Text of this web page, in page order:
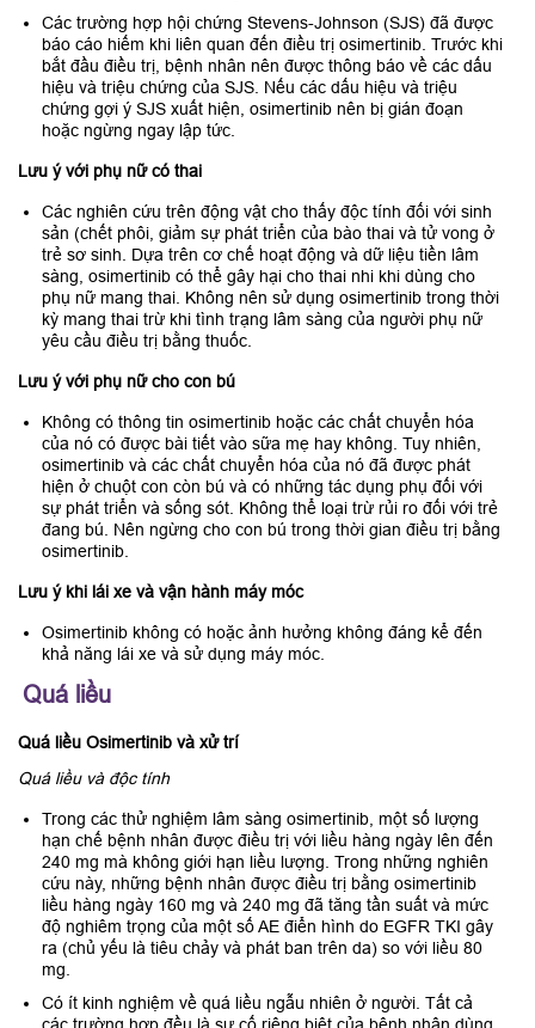
Các trường hợp hội chứng Stevens-Johnson (SJS) đã được
báo cáo hiếm khi liên quan đến điều trị osimertinib. Trước khi
bắt đầu điều trị, bệnh nhân nên được thông báo về các dấu
hiệu và triệu chứng của SJS. Nếu các dấu hiệu và triệu
chứng gợi ý SJS xuất hiện, osimertinib nên bị gián đoạn
hoặc ngừng ngay lập tức.
Lưu ý với phụ nữ có thai
Các nghiên cứu trên động vật cho thấy độc tính đối với sinh
sản (chết phôi, giảm sự phát triển của bào thai và tử vong ở
trẻ sơ sinh. Dựa trên cơ chế hoạt động và dữ liệu tiền lâm
sàng, osimertinib có thể gây hại cho thai nhi khi dùng cho
phụ nữ mang thai. Không nên sử dụng osimertinib trong thời
kỳ mang thai trừ khi tình trạng lâm sàng của người phụ nữ
yêu cầu điều trị bằng thuốc.
Lưu ý với phụ nữ cho con bú
Không có thông tin osimertinib hoặc các chất chuyển hóa
của nó có được bài tiết vào sữa mẹ hay không. Tuy nhiên,
osimertinib và các chất chuyển hóa của nó đã được phát
hiện ở chuột con còn bú và có những tác dụng phụ đối với
sự phát triển và sống sót. Không thể loại trừ rủi ro đối với trẻ
đang bú. Nên ngừng cho con bú trong thời gian điều trị bằng
osimertinib.
Lưu ý khi lái xe và vận hành máy móc
Osimertinib không có hoặc ảnh hưởng không đáng kể đến
khả năng lái xe và sử dụng máy móc.
Quá liều
Quá liều Osimertinib và xử trí
Quá liều và độc tính
Trong các thử nghiệm lâm sàng osimertinib, một số lượng
hạn chế bệnh nhân được điều trị với liều hàng ngày lên đến
240 mg mà không giới hạn liều lượng. Trong những nghiên
cứu này, những bệnh nhân được điều trị bằng osimertinib
liều hàng ngày 160 mg và 240 mg đã tăng tần suất và mức
độ nghiêm trọng của một số AE điển hình do EGFR TKI gây
ra (chủ yếu là tiêu chảy và phát ban trên da) so với liều 80
mg.
Có ít kinh nghiệm về quá liều ngẫu nhiên ở người. Tất cả
các trường hợp đều là sự cố riêng biệt của bệnh nhân dùng